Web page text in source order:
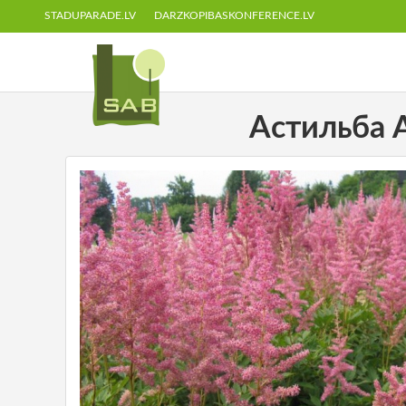
STADUPARADE.LV DARZKOPIBASKONFERENCE.LV
Астильба